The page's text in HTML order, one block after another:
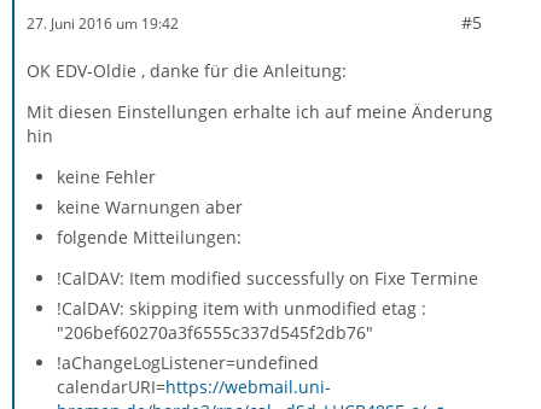
27. Juni 2016 um 19:42 #5
OK EDV-Oldie , danke für die Anleitung:
Mit diesen Einstellungen erhalte ich auf meine Änderung
hin
keine Fehler
keine Warnungen aber
folgende Mitteilungen:
!CalDAV: Item modified successfully on Fixe Termine
!CalDAV: skipping item with unmodified etag :
"206bef60270a3f6555c337d545f2db76"
!aChangeLogListener=undefined
calendarURI=https://webmail.uni-